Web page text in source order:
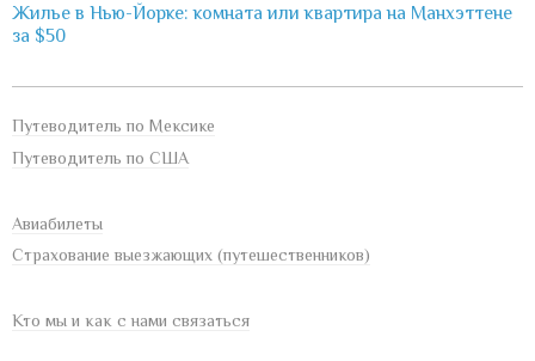
Жилье в Нью-Йорке: комната или квартира на Манхэттене
за $50
Путеводитель по Мексике
Путеводитель по США
Авиабилеты
Страхование выезжающих (путешественников)
Кто мы и как с нами связаться